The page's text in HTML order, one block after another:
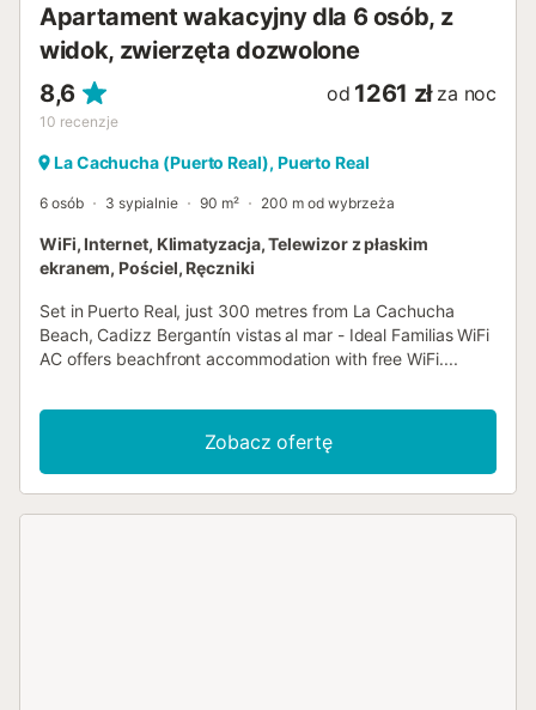
Apartament wakacyjny dla 6 osób, z
widok, zwierzęta dozwolone
8,6
10 recenzje
od 1261 zł za noc
La Cachucha (Puerto Real), Puerto Real
6 osób 3 sypialnie 90 m² 200 m od wybrzeża
WiFi, Internet, Klimatyzacja, Telewizor z płaskim
ekranem, Pościel, Ręczniki
Set in Puerto Real, just 300 metres from La Cachucha
Beach, Cadizz Bergantín vistas al mar - Ideal Familias WiFi
AC offers beachfront accommodation with free WiFi....
Zobacz ofertę